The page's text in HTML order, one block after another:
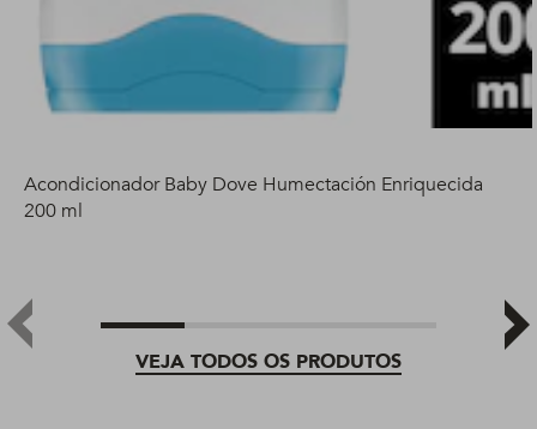
VEJA TODOS OS PRODUTOS
Acondicionador Baby Dove Humectación Enriquecida
200 ml